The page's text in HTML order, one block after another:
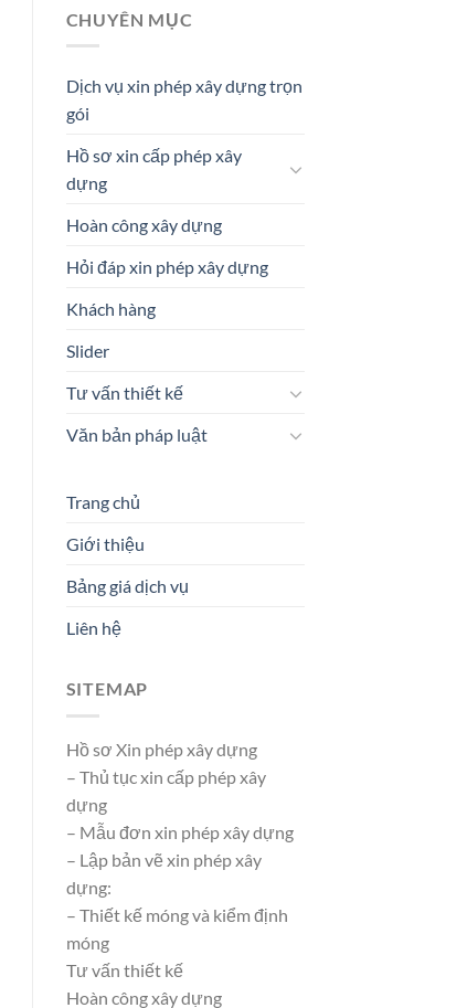
CHUYÊN MỤC
Dịch vụ xin phép xây dựng trọn
gói
Hồ sơ xin cấp phép xây
dựng
Hoàn công xây dựng
Hỏi đáp xin phép xây dựng
Khách hàng
Slider
Tư vấn thiết kế
Văn bản pháp luật
Trang chủ
Giới thiệu
Bảng giá dịch vụ
Liên hệ
SITEMAP
Hồ sơ Xin phép xây dựng
– Thủ tục xin cấp phép xây
dựng
– Mẫu đơn xin phép xây dựng
– Lập bản vẽ xin phép xây
dựng:
– Thiết kế móng và kiểm định
móng
Tư vấn thiết kế
Hoàn công xây dựng